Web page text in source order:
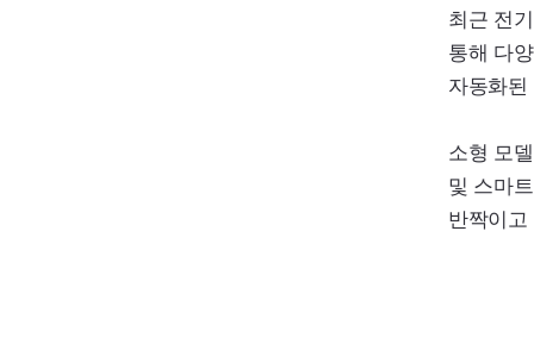
최근 전
통해 다
자동화
소형 모
및 스마
반짝이